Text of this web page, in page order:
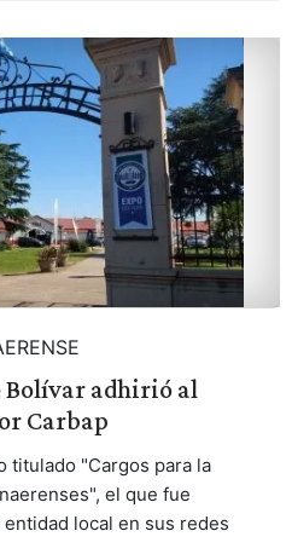
Bolívar adhirió al
Carbap
titulado "Cargos para la
el que fue
local en sus redes